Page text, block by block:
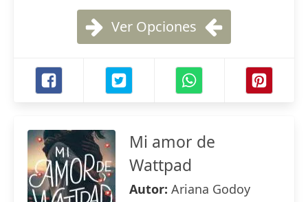
Ver Opciones
Mi amor de
Wattpad
Autor: Ariana Godoy